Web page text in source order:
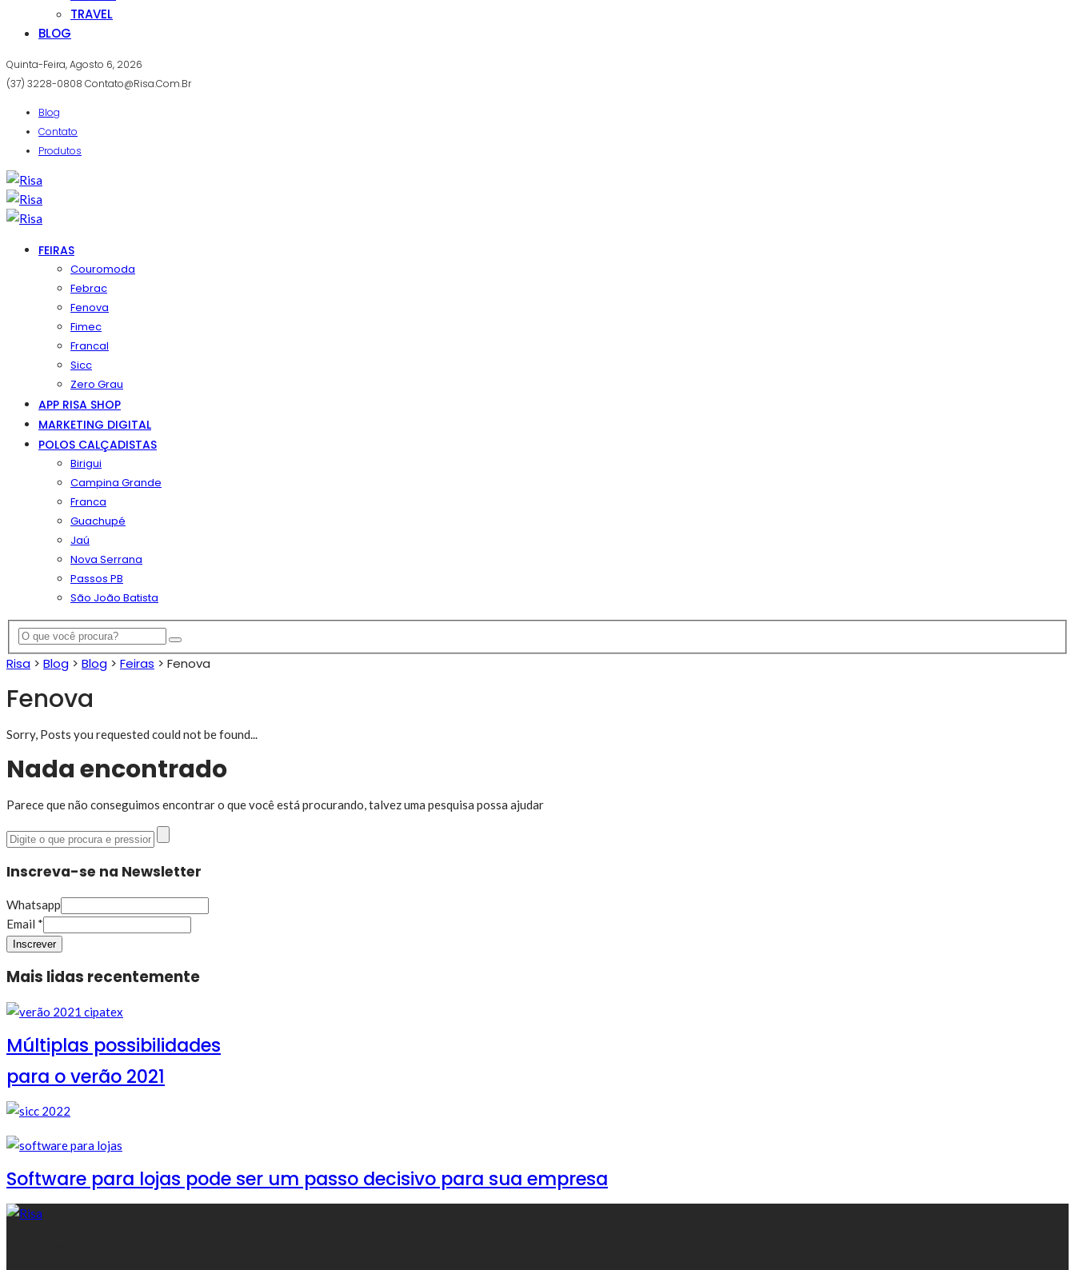
TRAVEL
BLOG
Quinta-Feira, Agosto 6, 2026
(37) 3228-0808 Contato@risa.com.br
Blog
Contato
Produtos
FEIRAS
Couromoda
Febrac
Fenova
Fimec
Francal
Sicc
Zero Grau
APP RISA SHOP
MARKETING DIGITAL
POLOS CALÇADISTAS
Birigui
Campina Grande
Franca
Guachupé
Jaú
Nova Serrana
Passos PB
São João Batista
Risa > Blog > Blog > Feiras > Fenova
Fenova
Sorry, Posts you requested could not be found...
Nada encontrado
Parece que não conseguimos encontrar o que você está procurando, talvez uma pesquisa possa ajudar
Inscreva-se na Newsletter
Whatsapp
Email *
Inscrever
Mais lidas recentemente
Múltiplas possibilidades
para o verão 2021
Software para lojas pode ser um passo decisivo para sua empresa